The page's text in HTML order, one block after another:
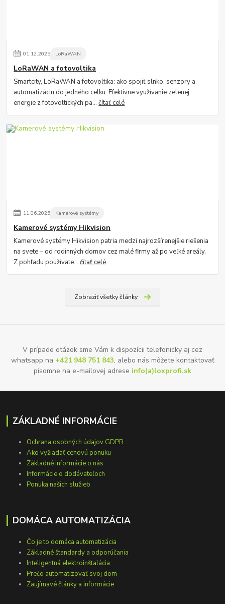
01.12.2025 LoRaWAN
LoRaWAN a fotovoltika
Smartcity, LoRaWAN a fotovoltika: ako spojiť slnko, senzory a
automatizáciu do jedného celku. Efektívne využívanie zelenej
energie z fotovoltických pa...čítať celé
11.06.2025 Kamerové systémy
Kamerové systémy Hikvision
Kamerové systémy Hikvision patria medzi najrozšírenejšie riešenia
na svete – od rodinných domov cez malé firmy až po veľké areály.
Z pohľadu používate...čítať celé
Zobraziť všetky články
V prípade otázok sme Vám k dispozícii telefonicky aj cez
whatsapp na +421 948 751 843, alebo nás môžete kontaktovať
písomne na e-mailovej adrese info(a)loxprofi.sk
ZÁKLADNÉ INFORMÁCIE
Ochrana osobných údajov GDPR
Ako vyžiadať cenovú ponuku
Základné informácie o nás
Informácie o dodávateľoch
Ponuka našich služieb
DOMÁCA AUTOMATIZÁCIA
Čo je to domáca automatizácia
Základné štandardy a odporúčania
Inteligentná elektroinštalácia
Prečo automatizovať svoj dom
Zaujímavé články a informácie